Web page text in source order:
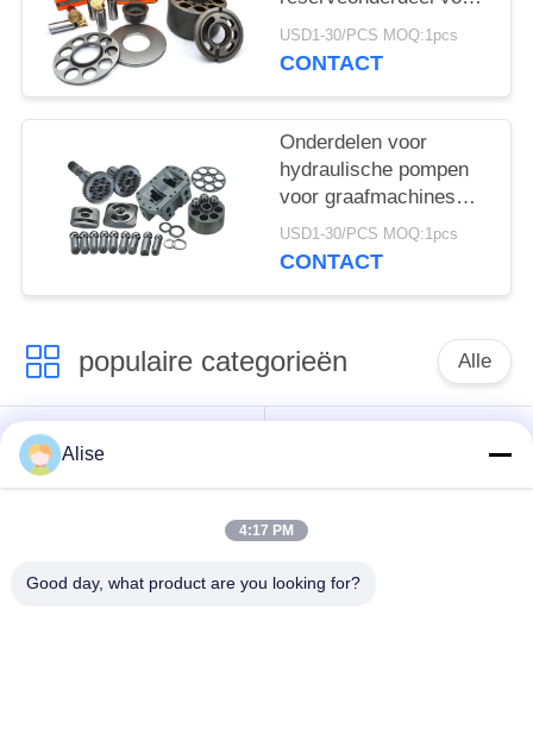
graafmachine
USD1-30/PCS MOQ:1pcs
CONTACT
Onderdelen voor
hydraulische pompen
voor graafmachines
Hpv35 PC60 Hpv55
PC120
USD1-30/PCS MOQ:1pcs
CONTACT
populaire categorieën Alle
Graafwerktuig
Hydraulic Motor
Graafwerktuig
Alise
4:17 PM
Good day, what product are you looking for?